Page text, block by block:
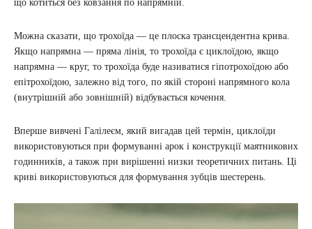
що котиться без ковзання по напрямній.
Можна сказати, що трохоїда ― це плоска трансцендентна крива.
Якщо напрямна — пряма лінія, то трохоїда є циклоїдою, якщо
напрямна ― круг, то трохоїда буде називатися гіпотрохоїдою або
епітрохоїдою, залежно від того, по якій стороні напрямного кола
(внутрішній або зовнішній) відбувається кочення.
Вперше вивчені Галілеєм, який вигадав цей термін, циклоїди
використовуються при формуванні арок і конструкції маятникових
годинників, а також при вирішенні низки теоретичних питань. Ці
криві використовуються для формування зубців шестерень.